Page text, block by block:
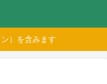
）を含みます